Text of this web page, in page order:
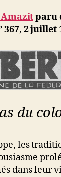
paru
367, 2 juillet
du
les
dans leur